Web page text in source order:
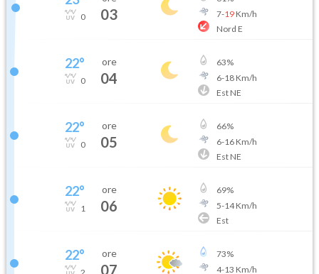
0 03
7-19Km/h
Nord E
22°
0
ore
04
63%
6-18Km/h
Est NE
22°
0
ore
05
66%
6-16Km/h
Est NE
22°
1
ore
06
69%
5-14Km/h
Est
22° ore
07
73%
4-13 Km/h